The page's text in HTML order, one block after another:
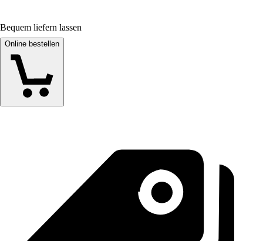
Bequem liefern lassen
Online bestellen